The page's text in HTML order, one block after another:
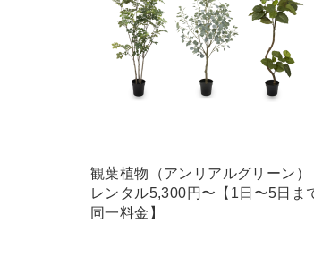
観葉植物（アンリアルグリーン）
レンタル5,300円〜【1日〜5日ま
同一料金】